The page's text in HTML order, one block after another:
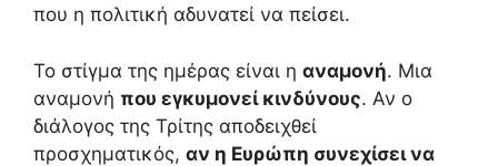
που η πολιτική αδυνατεί να πείσει.
Το στίγμα της ημέρας είναι η αναμονή. Μια
αναμονή που εγκυμονεί κινδύνους. Αν ο
διάλογος της Τρίτης αποδειχθεί
προσχηματικός, αν η Ευρώπη συνεχίσει να